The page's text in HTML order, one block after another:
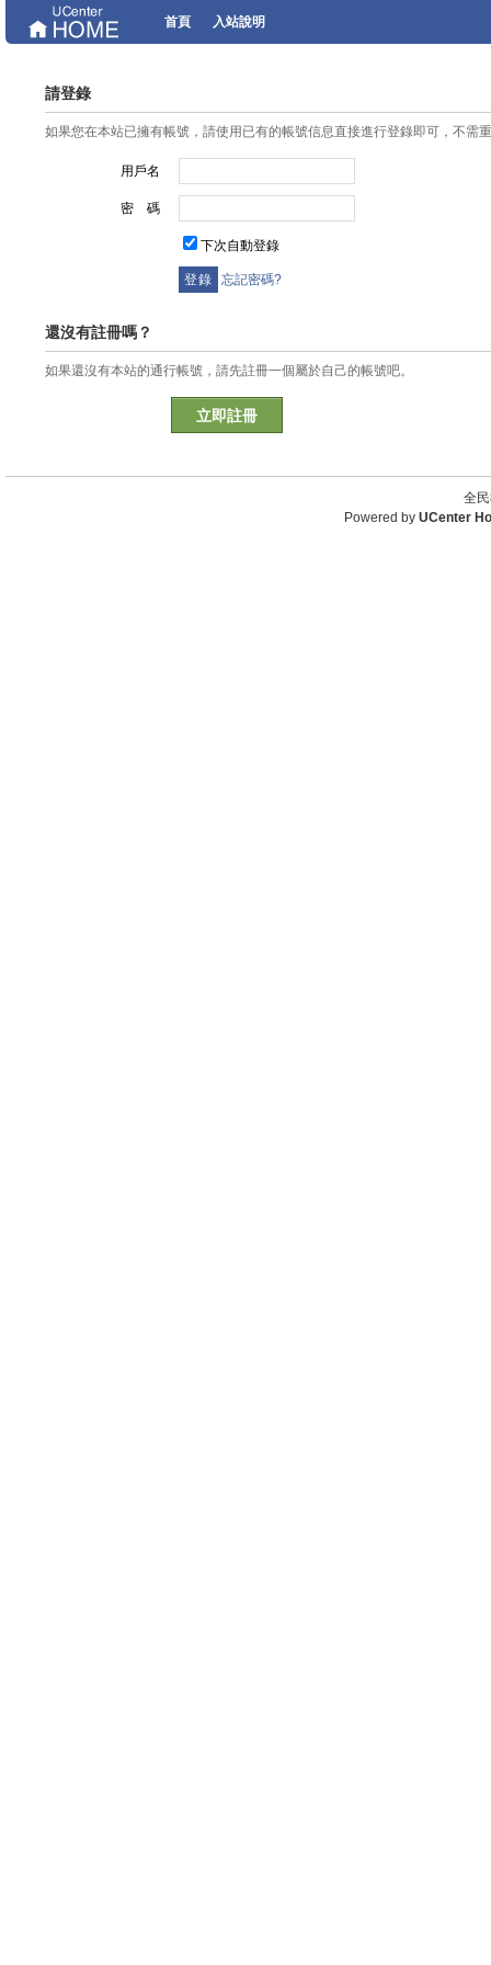
首頁 入站說明
請登錄
如果您在本站已擁有帳號，請使用已有的帳號信息直接進行登錄即可，不需
用戶名
密 碼
下次自動登錄
忘記密碼?
還沒有註冊嗎？
如果還沒有本站的通行帳號，請先註冊一個屬於自己的帳號吧。
立即註冊
全
Powered by UCenter